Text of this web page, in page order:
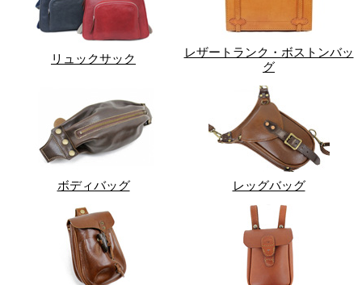
リュックサック
レザートランク・ボストンバッ
グ
ボディバッグ レッグバッグ